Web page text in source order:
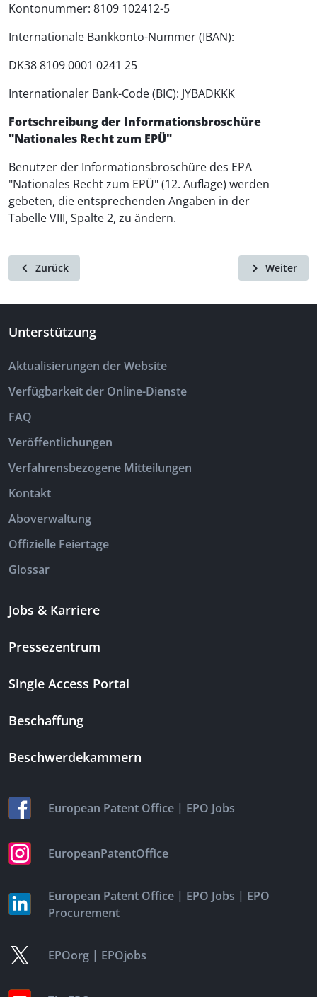
Kontonummer: 8109 102412-5
Internationale Bankkonto-Nummer (IBAN):
DK38 8109 0001 0241 25
Internationaler Bank-Code (BIC): JYBADKKK
Fortschreibung der Informationsbroschüre
"Nationales Recht zum EPÜ"
Benutzer der Informationsbroschüre des EPA
"Nationales Recht zum EPÜ" (12. Auflage) werden
gebeten, die entsprechenden Angaben in der
Tabelle VIII, Spalte 2, zu ändern.
Zurück Weiter
Unterstützung
Aktualisierungen der Website
Verfügbarkeit der Online-Dienste
FAQ
Veröffentlichungen
Verfahrensbezogene Mitteilungen
Kontakt
Aboverwaltung
Offizielle Feiertage
Glossar
Jobs & Karriere
Pressezentrum
Single Access Portal
Beschaffung
Beschwerdekammern
European Patent Office | EPO Jobs
EuropeanPatentOffice
European Patent Office | EPO Jobs | EPO
Procurement
EPOorg | EPOjobs